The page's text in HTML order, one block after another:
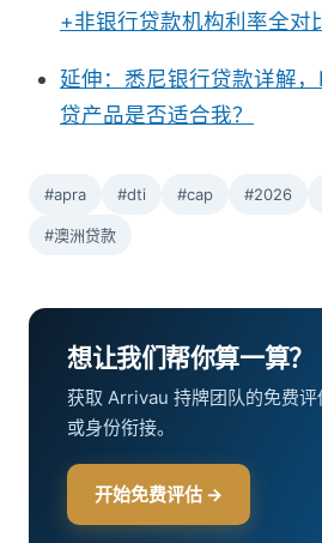
+非银行贷款机构利率全对
延伸：悉尼银行贷款详解
贷产品是否适合我？
#apra #dti #cap #2026
#澳洲贷款
想让我们帮你算一算？
获取 Arrivau 持牌团队的免费
或身份衔接。
开始免费评估 →